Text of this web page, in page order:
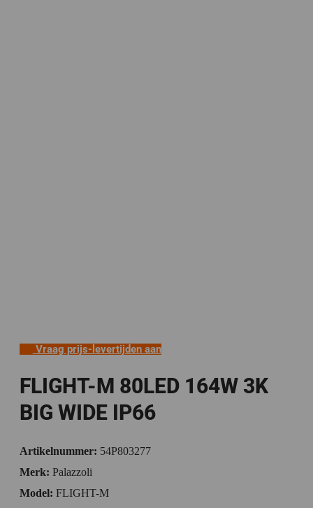
Vraag prijs-levertijden aan
FLIGHT-M 80LED 164W 3K
BIG WIDE IP66
Artikelnummer: 54P803277
Merk: Palazzoli
Model: FLIGHT-M